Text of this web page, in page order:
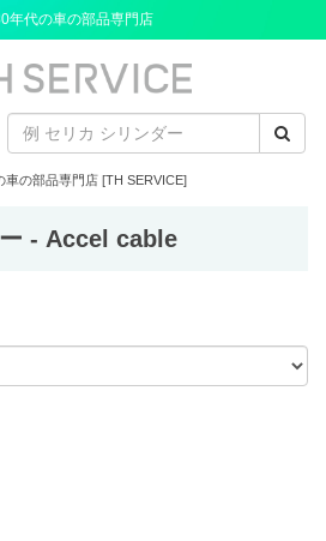
年代の車の部品専門店
の部品専門店 [TH SERVICE]
- Accel cable